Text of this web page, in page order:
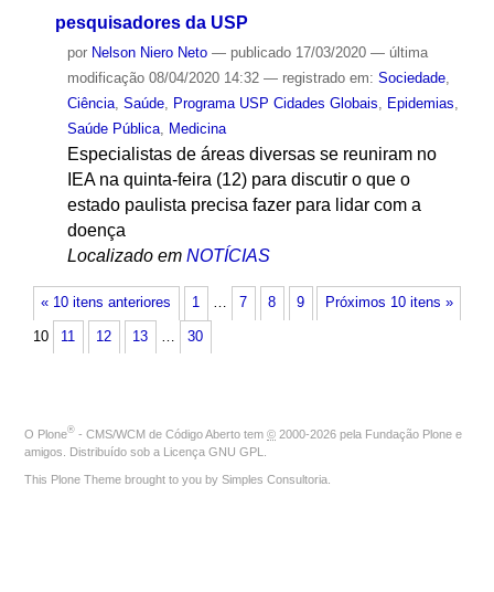
pesquisadores da USP
por Nelson Niero Neto — publicado17/03/2020 — última
modificação08/04/2020 14:32 — registrado em: Sociedade,
Ciência, Saúde, Programa USP Cidades Globais, Epidemias,
Saúde Pública, Medicina
Especialistas de áreas diversas se reuniram no
IEA na quinta-feira (12) para discutir o que o
estado paulista precisa fazer para lidar com a
doença
Localizado em NOTÍCIAS
« 10 itens anteriores Próximos 10 itens »
1 … 7 8 9
10 11 12 13 … 30
O Plone® - CMS/WCM de Código Aberto tem © 2000-2026 pela Fundação Plone e
amigos. Distribuído sob a Licença GNU GPL
This Plone Theme brought to you by Simples Consultoria